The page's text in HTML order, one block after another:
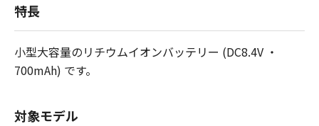
特長
小型大容量のリチウムイオンバッテリー (DC8.4V ・
700mAh) です。
対象モデル